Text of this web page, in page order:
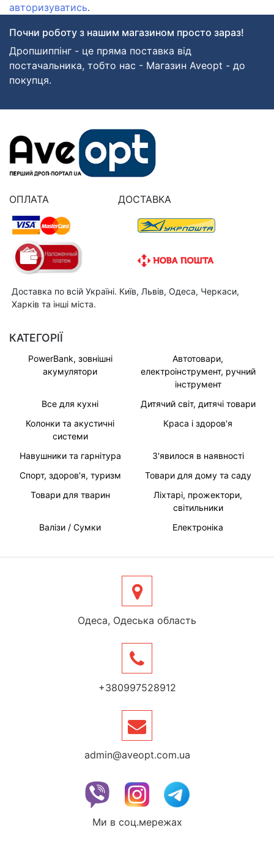
авторизуватись.
Почни роботу з нашим магазином просто зараз!
Дропшиппінг - це пряма поставка від
постачальника, тобто нас - Магазин Aveopt - до
покупця.
ОПЛАТА ДОСТАВКА
Доставка по всій Україні. Київ, Львів, Одеса, Черкаси,
Харків та інші міста.
КАТЕГОРІЇ
PowerBank, зовнішні
акумулятори
Автотовари,
електроінструмент, ручний
інструмент
Все для кухні
Дитячий світ, дитячі товари
Колонки та акустичні
системи
Краса і здоров'я
Навушники та гарнітура
З'явилося в наявності
Спорт, здоров'я, туризм
Товари для дому та саду
Товари для тварин
Ліхтарі, прожектори,
світильники
Валізи / Сумки
Електроніка
Одеса, Одеська область
+380997528912
admin@aveopt.com.ua
Ми в соц.мережах